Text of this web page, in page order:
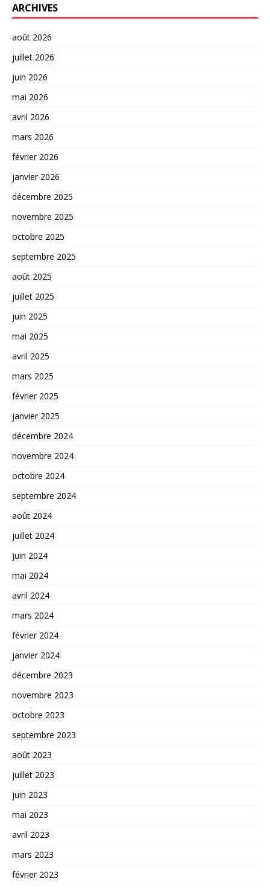
ARCHIVES
août 2026
juillet 2026
juin 2026
mai 2026
avril 2026
mars 2026
février 2026
janvier 2026
décembre 2025
novembre 2025
octobre 2025
septembre 2025
août 2025
juillet 2025
juin 2025
mai 2025
avril 2025
mars 2025
février 2025
janvier 2025
décembre 2024
novembre 2024
octobre 2024
septembre 2024
août 2024
juillet 2024
juin 2024
mai 2024
avril 2024
mars 2024
février 2024
janvier 2024
décembre 2023
novembre 2023
octobre 2023
septembre 2023
août 2023
juillet 2023
juin 2023
mai 2023
avril 2023
mars 2023
février 2023